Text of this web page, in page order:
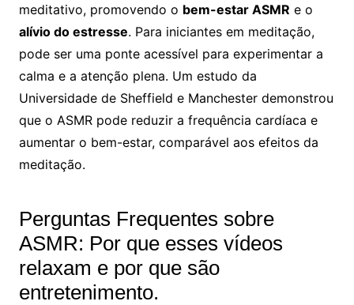
meditativo, promovendo o bem-estar ASMR e o
alívio do estresse. Para iniciantes em meditação,
pode ser uma ponte acessível para experimentar a
calma e a atenção plena. Um estudo da
Universidade de Sheffield e Manchester demonstrou
que o ASMR pode reduzir a frequência cardíaca e
aumentar o bem-estar, comparável aos efeitos da
meditação.
Perguntas Frequentes sobre
ASMR: Por que esses vídeos
relaxam e por que são
entretenimento.